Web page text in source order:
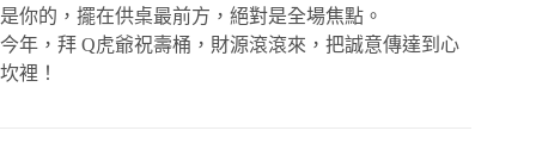
是你的，擺在供桌最前方，絕對是全場焦點。
今年，拜 Q虎爺祝壽桶，財源滾滾來，把誠意傳達到心
坎裡！